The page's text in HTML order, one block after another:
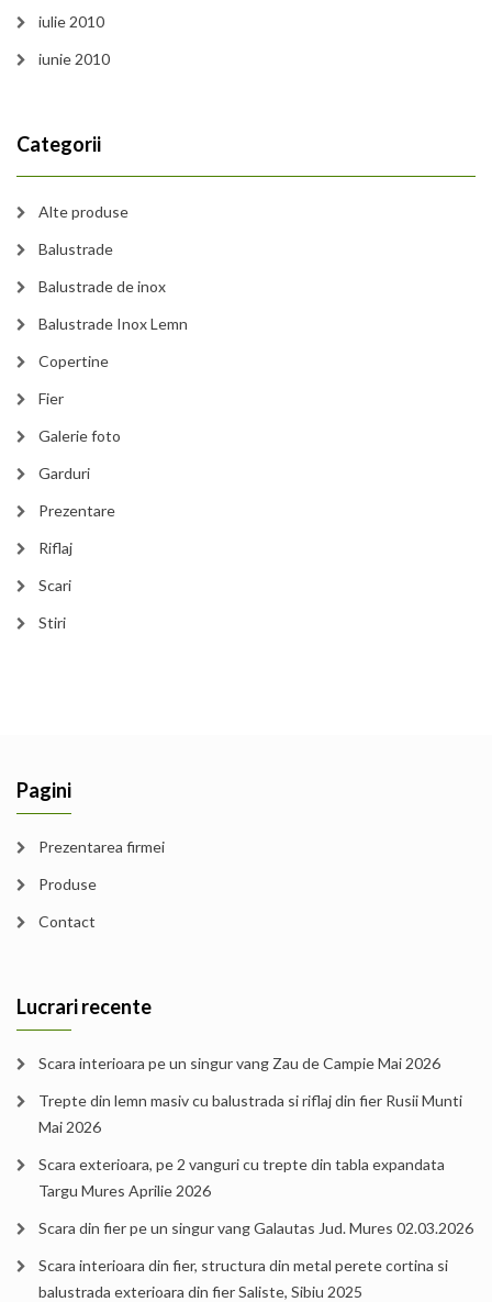
iulie 2010
iunie 2010
Categorii
Alte produse
Balustrade
Balustrade de inox
Balustrade Inox Lemn
Copertine
Fier
Galerie foto
Garduri
Prezentare
Riflaj
Scari
Stiri
Pagini
Prezentarea firmei
Produse
Contact
Lucrari recente
Scara interioara pe un singur vang Zau de Campie Mai 2026
Trepte din lemn masiv cu balustrada si riflaj din fier Rusii Munti
Mai 2026
Scara exterioara, pe 2 vanguri cu trepte din tabla expandata
Targu Mures Aprilie 2026
Scara din fier pe un singur vang Galautas Jud. Mures 02.03.2026
Scara interioara din fier, structura din metal perete cortina si
balustrada exterioara din fier Saliste, Sibiu 2025